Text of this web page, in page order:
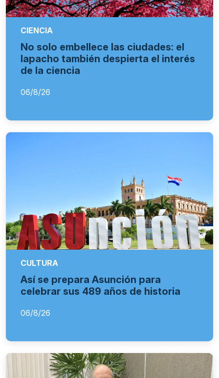
CIENCIA
No solo embellece las ciudades: el
lapacho también despierta el interés
de la ciencia
06/8/26
CULTURA
Así se prepara Asunción para
celebrar sus 489 años de historia
06/8/26